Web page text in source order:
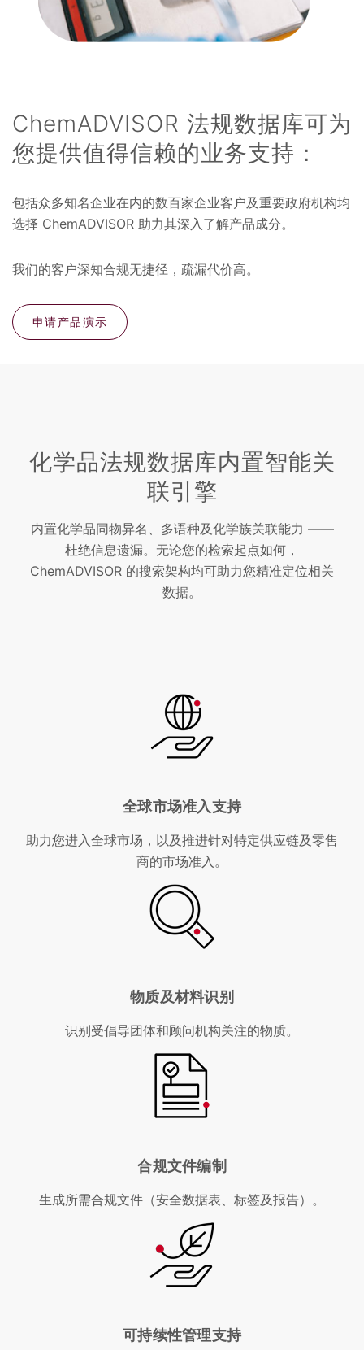
ChemADVISOR 法规数据库可为
您提供值得信赖的业务支持：
包括众多知名企业在内的数百家企业客户及重要政府机构均
选择 ChemADVISOR 助力其深入了解产品成分。
我们的客户深知合规无捷径，疏漏代价高。
申请产品演示
化学品法规数据库内置智能关
联引擎
内置化学品同物异名、多语种及化学族关联能力 ——
杜绝信息遗漏。无论您的检索起点如何，
ChemADVISOR 的搜索架构均可助力您精准定位相关
数据。
全球市场准入支持
助力您进入全球市场，以及推进针对特定供应链及零售
商的市场准入。
物质及材料识别
识别受倡导团体和顾问机构关注的物质。
合规文件编制
生成所需合规文件（安全数据表、标签及报告）。
可持续性管理支持